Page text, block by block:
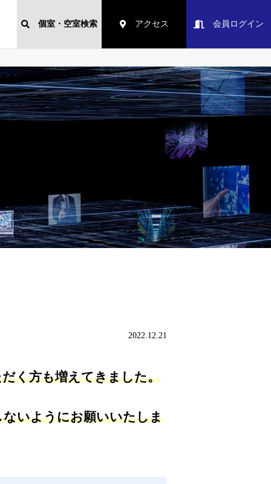
個室・空室検索 アクセス 会員ログイン
2022.12.21
く方も増えてきました。
いようにお願いいたしま